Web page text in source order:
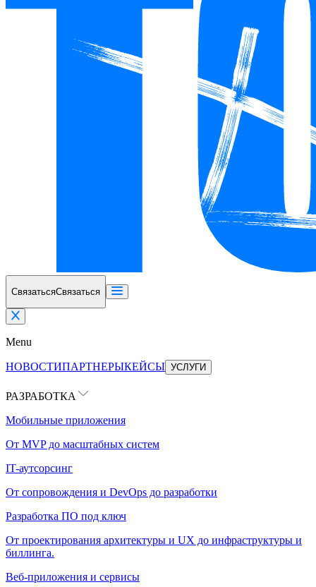
СвязатьсяСвязаться
Menu
НОВОСТИПАРТНЕРЫКЕЙСЫ УСЛУГИ
РАЗРАБОТКА
Мобильные приложения
От MVP до масштабных систем
IT-аутсорсинг
От сопровождения и DevOps до разработки
Разработка ПО под ключ
От проектирования архитектуры и UX до инфраструктуры и
биллинга.
Веб-приложения и сервисы